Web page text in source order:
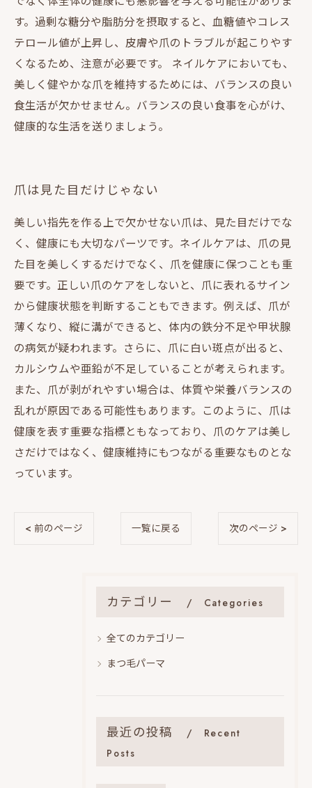
す。過剰な糖分や脂肪分を摂取すると、血糖値やコレス
テロール値が上昇し、皮膚や爪のトラブルが起こりやす
くなるため、注意が必要です。 ネイルケアにおいても、
美しく健やかな爪を維持するためには、バランスの良い
食生活が欠かせません。バランスの良い食事を心がけ、
健康的な生活を送りましょう。
爪は見た目だけじゃない
美しい指先を作る上で欠かせない爪は、見た目だけでな
く、健康にも大切なパーツです。ネイルケアは、爪の見
た目を美しくするだけでなく、爪を健康に保つことも重
要です。正しい爪のケアをしないと、爪に表れるサイン
から健康状態を判断することもできます。例えば、爪が
薄くなり、縦に溝ができると、体内の鉄分不足や甲状腺
の病気が疑われます。さらに、爪に白い斑点が出ると、
カルシウムや亜鉛が不足していることが考えられます。
また、爪が剥がれやすい場合は、体質や栄養バランスの
乱れが原因である可能性もあります。このように、爪は
健康を表す重要な指標ともなっており、爪のケアは美し
さだけではなく、健康維持にもつながる重要なものとな
っています。
< 前のページ 一覧に戻る 次のページ >
カテゴリー Categories
全てのカテゴリー
まつ毛パーマ
最近の投稿
Recent
Posts